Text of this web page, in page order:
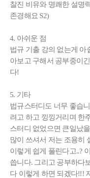
찰진 비유와 명쾌한 설명
존경해요 S2)
4. 아쉬운 점
법규 기출 강의 없는게 아
아보고 구해서 공부중이
다!
5. 기타
법규스터디도 너무 좋습
려고 하고 낑낑거리며 한
스터디 없었으면 큰일났
많이 쓰셔서 저는 조용히
이렇게 쉽게 풀린다고..?
씁니다. 그리고 공부하다
다 이렇게 하면 되겠다!!!